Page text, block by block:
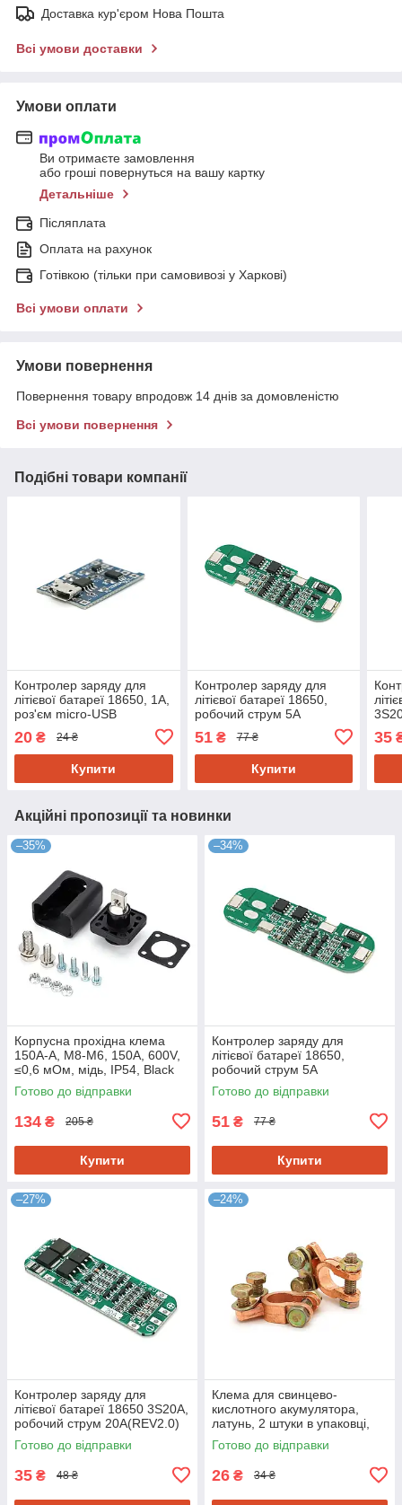
Доставка кур'єром Нова Пошта
Всі умови доставки
Умови оплати
Ви отримаєте замовлення
або гроші повернуться на вашу картку
Детальніше
Післяплата
Оплата на рахунок
Готівкою (тільки при самовивозі у Харкові)
Всі умови оплати
Умови повернення
Повернення товару впродовж 14 днів за домовленістю
Всі умови повернення
Подібні товари компанії
Контролер заряду для
літієвої батареї 18650, 1А,
роз'єм micro-USB
20 ₴ 24 ₴
Купити
Контролер заряду для
літієвої батареї 18650,
робочий струм 5A
51₴ 77 ₴
Купити
35
Акційні пропозиції та новинки
–35%
Корпусна прохідна клема
150A-A, М8-M6, 150A, 600V,
≤0,6 мОм, мідь, IP54, Black
Готово до відправки
134 ₴ 205 ₴
Купити
–34%
Контролер заряду для
літієвої батареї 18650,
робочий струм 5A
Готово до відправки
51 ₴ 77 ₴
Купити
–27%
Контролер заряду для
літієвої батареї 18650 3S20A,
робочий струм 20A(REV2.0)
Готово до відправки
35 ₴ 48 ₴
–24%
Клема для свинцево-
кислотного акумулятора,
латунь, 2 штуки в упаковці,
ціна за 1 шт
Готово до відправки
26 ₴ 34 ₴